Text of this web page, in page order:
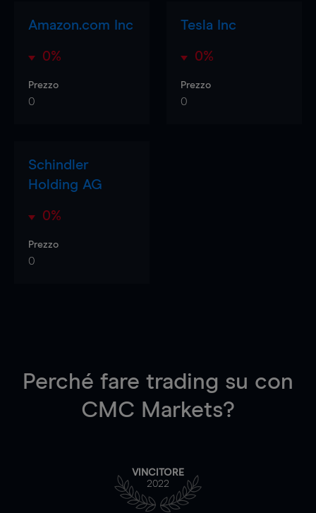
Amazon.com Inc
0%
Prezzo
0
Tesla Inc
0%
Prezzo
0
Schindler
Holding AG
0%
Prezzo
0
Perché fare trading su con
CMC Markets?
VINCITORE
2022